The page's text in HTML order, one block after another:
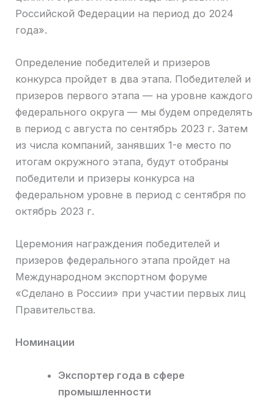
Российской Федерации на период до 2024
года».
Определение победителей и призеров
конкурса пройдет в два этапа. Победителей и
призеров первого этапа — на уровне каждого
федерального округа — мы будем определять
в период с августа по сентябрь 2023 г. Затем
из числа компаний, занявших 1-е место по
итогам окружного этапа, будут отобраны
победители и призеры конкурса на
федеральном уровне в период с сентября по
октябрь 2023 г.
Церемония награждения победителей и
призеров федерального этапа пройдет на
Международном экспортном форуме
«Сделано в России» при участии первых лиц
Правительства.
Номинации
Экспортер года в сфере
промышленности